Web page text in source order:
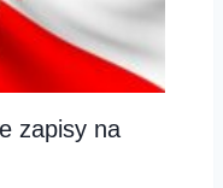
zapisy na